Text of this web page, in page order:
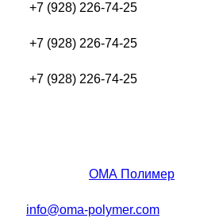
+7 (928) 226-74-25
+7 (928) 226-74-25
+7 (928) 226-74-25
ОМА Полимер
info@oma-polymer.com